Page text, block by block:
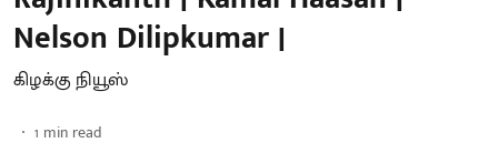
Nelson Dilipkumar |
கிழக்கு நியூஸ்
1 min read